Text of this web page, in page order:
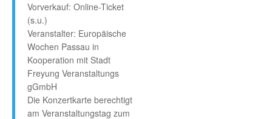
Vorverkauf: Online-Ticket
(s.u.)
Veranstalter: Europäische
Wochen Passau in
Kooperation mit Stadt
Freyung Veranstaltungs
gGmbH
Die Konzertkarte berechtigt
am Veranstaltungstag zum